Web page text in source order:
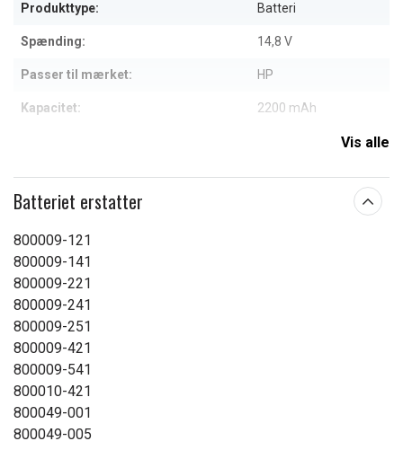
Produkttype: Batteri
Spænding: 14,8 V
Passer til mærket: HP
Kapacitet: 2200 mAh
Vis alle
Batteriet erstatter
800009-121
800009-141
800009-221
800009-241
800009-251
800009-421
800009-541
800010-421
800049-001
800049-005